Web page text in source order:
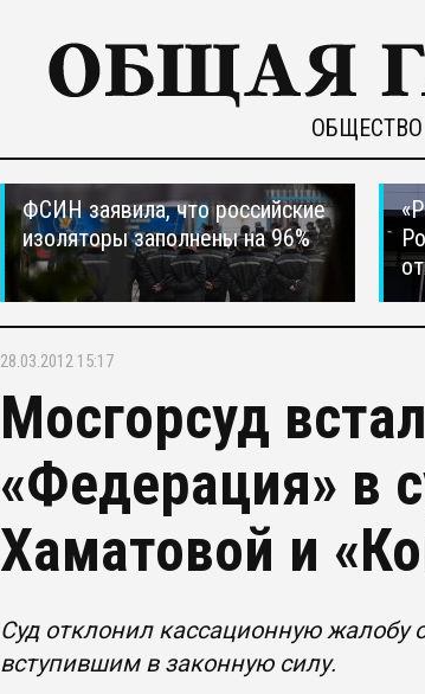
ОБЩЕСТВО
ФСИН заявила, что российские
изоляторы заполнены на 96%
28.03.2012 15:17
Мосгорсуд
«Федерация» в
Хаматовой и
Суд отклонил кассационную жалобу
вступившим в законную силу.